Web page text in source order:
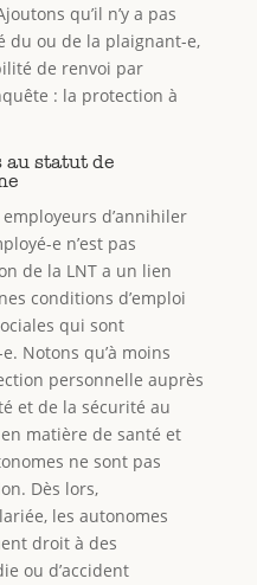
qu’il n’y a pas
du ou de la plaignant-e,
de renvoi par
: la protection à
au statut de
d’annihiler
e n’est pas
de la LNT a un lien
conditions d’emploi
qui sont
Notons qu’à moins
personnelle auprès
et de la sécurité au
matière de santé et
ne sont pas
Dès lors,
les autonomes
droit à des
ou d’accident